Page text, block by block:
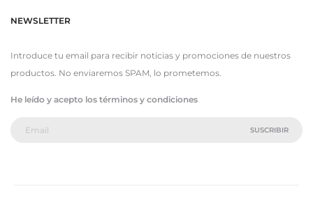
NEWSLETTER
Introduce tu email para recibir noticias y promociones de nuestros
productos. No enviaremos SPAM, lo prometemos.
He leído y acepto los términos y condiciones